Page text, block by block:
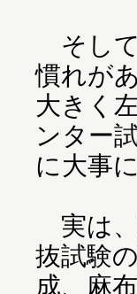
そして
慣れが
大きく
ンター
に大事
実は、
抜試験
成、麻